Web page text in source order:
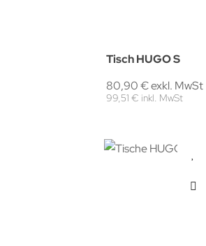
Tisch HUGO S
80,90 € exkl. MwSt
99,51 € inkl. MwSt